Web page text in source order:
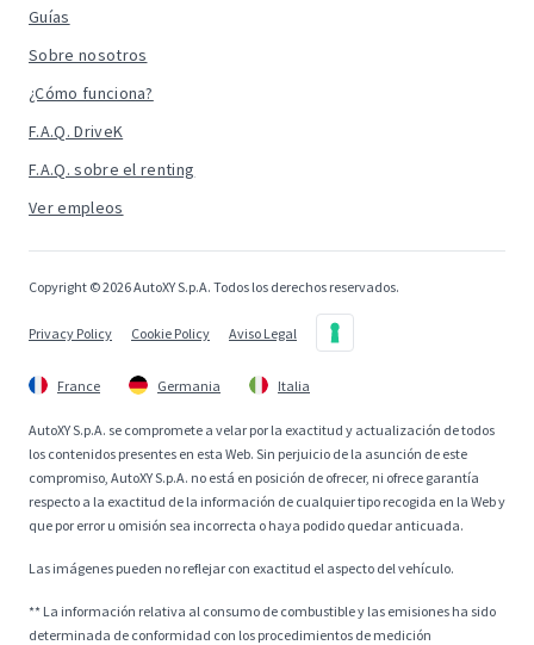
Guías
Sobre nosotros
¿Cómo funciona?
F.A.Q. DriveK
F.A.Q. sobre el renting
Ver empleos
Copyright © 2026 AutoXY S.p.A. Todos los derechos reservados.
Privacy Policy Cookie Policy Aviso Legal
France Germania Italia
AutoXY S.p.A. se compromete a velar por la exactitud y actualización de todos
los contenidos presentes en esta Web. Sin perjuicio de la asunción de este
compromiso, AutoXY S.p.A. no está en posición de ofrecer, ni ofrece garantía
respecto a la exactitud de la información de cualquier tipo recogida en la Web y
que por error u omisión sea incorrecta o haya podido quedar anticuada.
Las imágenes pueden no reflejar con exactitud el aspecto del vehículo.
** La información relativa al consumo de combustible y las emisiones ha sido
determinada de conformidad con los procedimientos de medición